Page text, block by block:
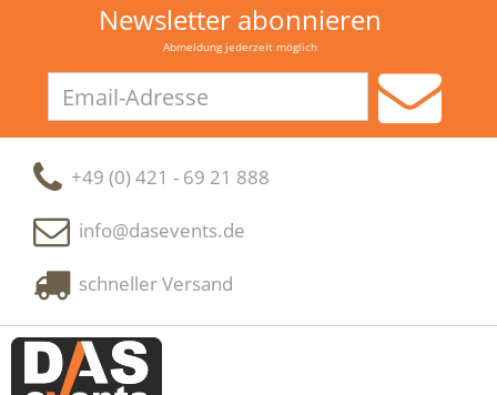
Newsletter abonnieren
Abmeldung jederzeit möglich
Adresse
+49 (0) 421 - 69 21 888
info@dasevents.de
schneller Versand